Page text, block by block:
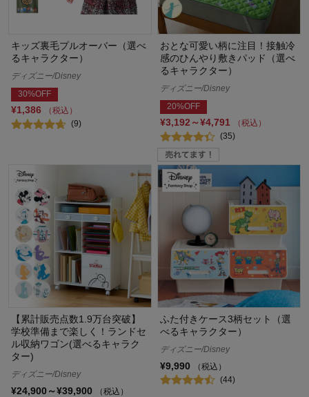
キッズ裏毛プルオーバー（選べ
るキャラクター）
ディズニー/Disney
30%OFF
¥1,386
（税込）
(9)
おとな可愛い柄に注目！接触冷
感のひんやり敷きパッド（選べ
るキャラクター）
ディズニー/Disney
20%OFF
¥3,192～¥4,791
（税込）
(35)
【累計販売点数1.9万台突破】
学校準備まで楽しく！ランドセ
ル収納ワゴン(選べるキャラク
ター)
ディズニー/Disney
¥24,900～¥39,900
（税込）
ふた付きケース3柄セット（選
べるキャラクター）
ディズニー/Disney
¥9,990
（税込）
(44)